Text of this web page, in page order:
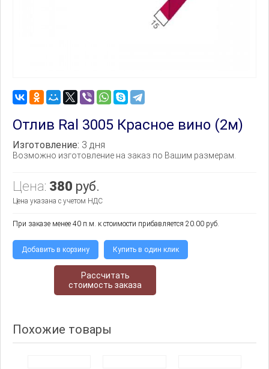
Отлив Ral 3005 Красное вино (2м)
Изготовление: 3 дня
Возможно изготовление на заказ по Вашим размерам.
Цена: 380 руб.
Цена указана с учетом НДС
При заказе менее 40 п.м. к стоимости прибавляется 20.00 руб.
Добавить в корзину Купить в один клик
Рассчитать
стоимость заказа
Похожие товары